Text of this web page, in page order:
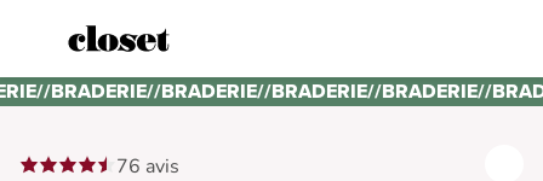
//BRADERIE//BRADERIE//BRADERIE//BRADERIE//
76 avis